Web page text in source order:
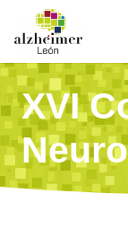
XVI